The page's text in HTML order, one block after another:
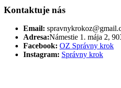
funkciu
Reels
Free
Spins,
valce
Kontaktuje nás
Email:
Adresa:Námestie 1. mája 2,
Facebook: OZ Správny krok
Instagram: Správny krok